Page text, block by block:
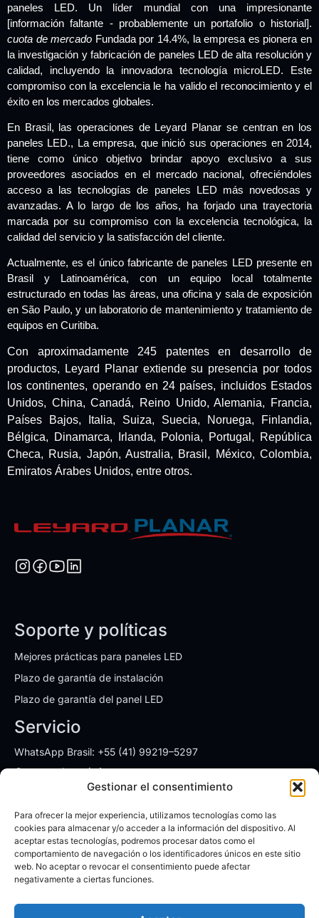
Gestionar el consentimiento
Para ofrecer la mejor experiencia, utilizamos tecnologías como las
cookies para almacenar y/o acceder a la información del dispositivo. Al
aceptar estas tecnologías, podremos procesar datos como el
comportamiento de navegación o los identificadores únicos en este sitio
web. No aceptar o revocar el consentimiento puede afectar
negativamente a ciertas funciones.
paneles LED. Un líder mundial con una impresionante
[información faltante - probablemente un portafolio o historial].
cuota de mercado Fundada por 14.4%, la empresa es pionera en
la investigación y fabricación de paneles LED de alta resolución y
calidad, incluyendo la innovadora tecnología microLED. Este
compromiso con la excelencia le ha valido el reconocimiento y el
éxito en los mercados globales.
En Brasil, las operaciones de Leyard Planar se centran en los
paneles LED., La empresa, que inició sus operaciones en 2014,
tiene como único objetivo brindar apoyo exclusivo a sus
proveedores asociados en el mercado nacional, ofreciéndoles
acceso a las tecnologías de paneles LED más novedosas y
avanzadas. A lo largo de los años, ha forjado una trayectoria
marcada por su compromiso con la excelencia tecnológica, la
calidad del servicio y la satisfacción del cliente.
Actualmente, es el único fabricante de paneles LED presente en
Brasil y Latinoamérica, con un equipo local totalmente
estructurado en todas las áreas, una oficina y sala de exposición
en São Paulo, y un laboratorio de mantenimiento y tratamiento de
equipos en Curitiba.
Con aproximadamente 245 patentes en desarrollo de
productos, Leyard Planar extiende su presencia por todos
los continentes, operando en 24 países, incluidos Estados
Unidos, China, Canadá, Reino Unido, Alemania, Francia,
Países Bajos, Italia, Suiza, Suecia, Noruega, Finlandia,
Bélgica, Dinamarca, Irlanda, Polonia, Portugal, República
Checa, Rusia, Japón, Australia, Brasil, México, Colombia,
Emiratos Árabes Unidos, entre otros.
Soporte y políticas
Mejores prácticas para paneles LED
Plazo de garantía de instalación
Plazo de garantía del panel LED
Servicio
WhatsApp Brasil: +55 (41) 99219–5297
Correo electrónico:ventas.brasil@leyardgroup.com
SÃO PAULO
AV. Dr. Chucri Zaidan, 1550, cj 1905
Vila São Francisco/SP - Código Postal: 04711-130
Lunes a viernes: 08:00 a 18:00h
CURITIBA